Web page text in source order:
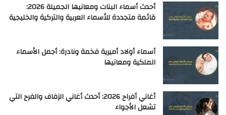
أحدث أسماء البنات ومعانيها الجميلة 2026:
قائمة متجددة للأسماء العربية والتركية والخليجية
أسماء أولاد أميرية فخمة ونادرة: أجمل الأسماء
الملكية ومعانيها
أغاني أفراح 2026: أحدث أغاني الزفاف والفرح التي
تشعل الأجواء